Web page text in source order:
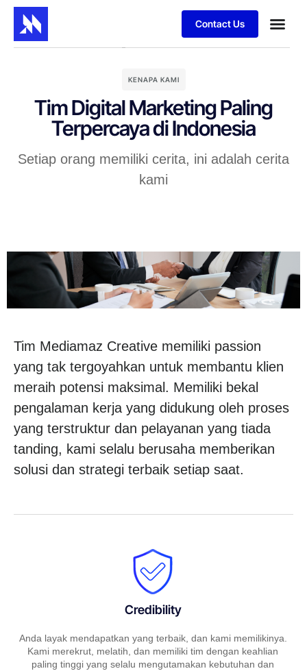
Contact Us
KENAPA KAMI
Tim Digital Marketing Paling
Terpercaya di Indonesia
Setiap orang memiliki cerita, ini adalah cerita
kami
Tim Mediamaz Creative memiliki passion
yang tak tergoyahkan untuk membantu klien
meraih potensi maksimal. Memiliki bekal
pengalaman kerja yang didukung oleh proses
yang terstruktur dan pelayanan yang tiada
tanding, kami selalu berusaha memberikan
solusi dan strategi terbaik setiap saat.
Credibility
Anda layak mendapatkan yang terbaik, dan kami memilikinya.
Kami merekrut, melatih, dan memiliki tim dengan keahlian
paling tinggi yang selalu mengutamakan kebutuhan dan